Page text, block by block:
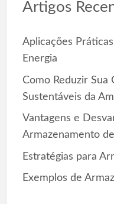
h
o
r
Artigos
Aplicações
Energia
Como Reduzir Sua
Sustentáveis da
Vantagens e
Armazenamento
Estratégias para
Exemplos de